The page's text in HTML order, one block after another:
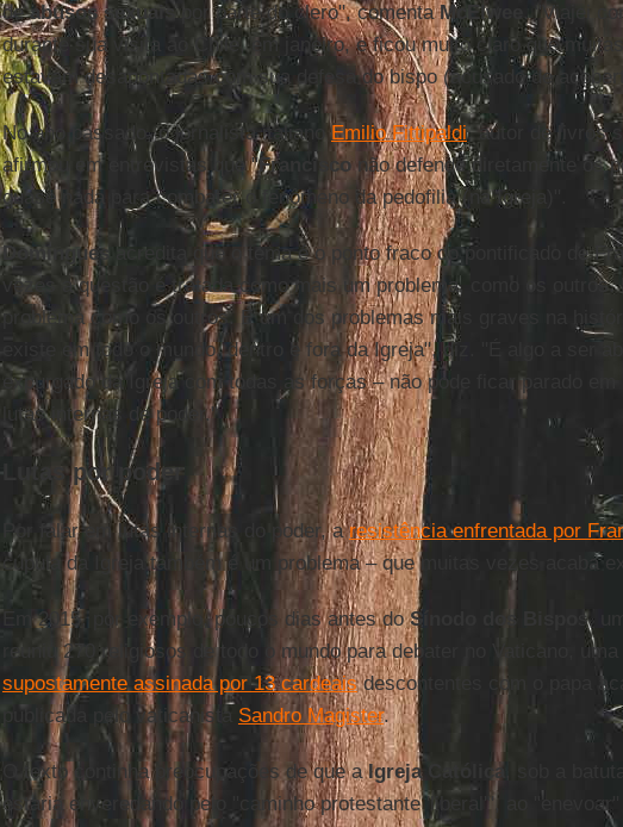
deabusos sexuaispor parte do clero", comentaMcElwee
. "Viajei
durante sua visita ao Chile, em janeiro, e ficou muito claro que
estavam desapontadas com sua defesa do bispo (acusado de
No ano passado, o jornalista italianoEmilio Fittipaldi, autor de livros
afirmou em entrevistas que "Francisconão defende diretamente os
quase nada para combater o fenômeno da pedofilia (na Igreja)".
Domingues acredita que o tema é o ponto fraco do pontificado de
vezes a questão é tratada como mais um problema, como os outros.
problema como os outros. É um dos problemas mais graves na
existe em todo o mundo, dentro e fora da Igreja", diz. "É algo a ser
expurgado da Igreja com todas as forças – não pode ficar parado
lutas internas de poder."
Lutas por poder
Por falar em lutas internas do poder, aresistência enfrentada por
cúpula da Igreja também é um problema – que muitas vezes acaba
Em 2015, por exemplo, poucos dias antes doSínodo dos Bispo
s,
reuniu 270 religiosos de todo o mundo para debater no Vaticano, uma
supostamente assinada por 13 cardeaisdescontentes com o papa
publicada pelo vaticanista Sandro Magister.
O texto continha preocupações de que aIgreja Católica
estaria enveredando pelo "caminho protestante 'liberal'", ao